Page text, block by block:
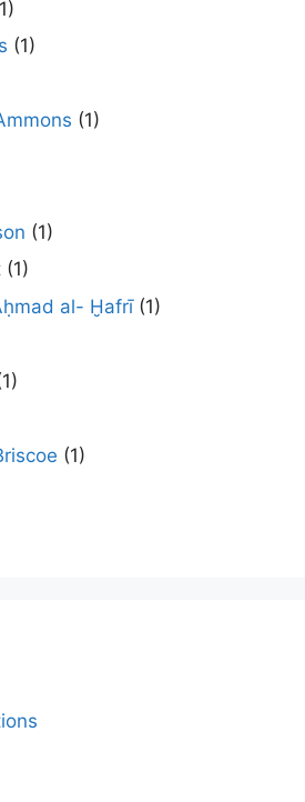
(1)
(1)
(1)
(1)
al- Ḫafrī(1)
(1)